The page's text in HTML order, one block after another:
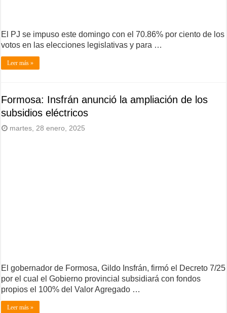
El PJ se impuso este domingo con el 70.86% por ciento de los
votos en las elecciones legislativas y para …
Leer más »
Formosa: Insfrán anunció la ampliación de los
subsidios eléctricos
martes, 28 enero, 2025
El gobernador de Formosa, Gildo Insfrán, firmó el Decreto 7/25
por el cual el Gobierno provincial subsidiará con fondos
propios el 100% del Valor Agregado …
Leer más »